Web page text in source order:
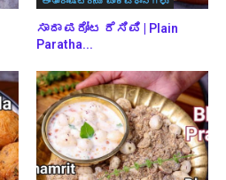
ಸಾದಾ ಪರೋಟ ರೆಸಿಪಿ | Plain
Paratha...